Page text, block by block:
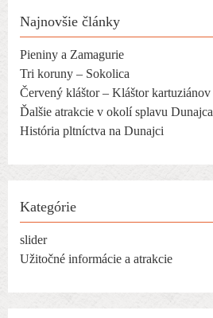
Najnovšie články
Pieniny a Zamagurie
Tri koruny – Sokolica
Červený kláštor – Kláštor kartuziánov
Ďalšie atrakcie v okolí splavu Dunajca
História pltníctva na Dunajci
Kategórie
slider
Užitočné informácie a atrakcie